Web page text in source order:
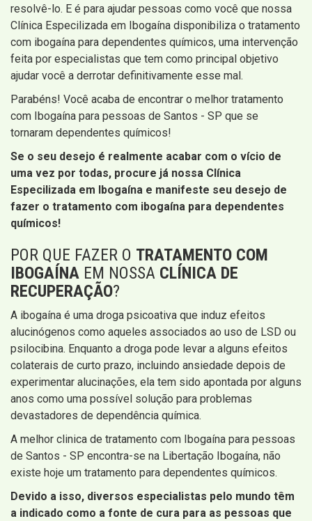
resolvê-lo. E é para ajudar pessoas como você que nossa
Clínica Especilizada em Ibogaína disponibiliza o tratamento
com ibogaína para dependentes químicos, uma intervenção
feita por especialistas que tem como principal objetivo
ajudar você a derrotar definitivamente esse mal.
Parabéns! Você acaba de encontrar o melhor tratamento
com Ibogaína para pessoas de Santos - SP que se
tornaram dependentes químicos!
Se o seu desejo é realmente acabar com o vício de
uma vez por todas, procure já nossa Clínica
Especilizada em Ibogaína e manifeste seu desejo de
fazer o tratamento com ibogaína para dependentes
químicos!
POR QUE FAZER O TRATAMENTO COM
IBOGAÍNA EM NOSSA CLÍNICA DE
RECUPERAÇÃO?
A ibogaína é uma droga psicoativa que induz efeitos
alucinógenos como aqueles associados ao uso de LSD ou
psilocibina. Enquanto a droga pode levar a alguns efeitos
colaterais de curto prazo, incluindo ansiedade depois de
experimentar alucinações, ela tem sido apontada por alguns
anos como uma possível solução para problemas
devastadores de dependência química.
A melhor clinica de tratamento com Ibogaína para pessoas
de Santos - SP encontra-se na Libertação Ibogaína, não
existe hoje um tratamento para dependentes químicos.
Devido a isso, diversos especialistas pelo mundo têm
a indicado como a fonte de cura para as pessoas que